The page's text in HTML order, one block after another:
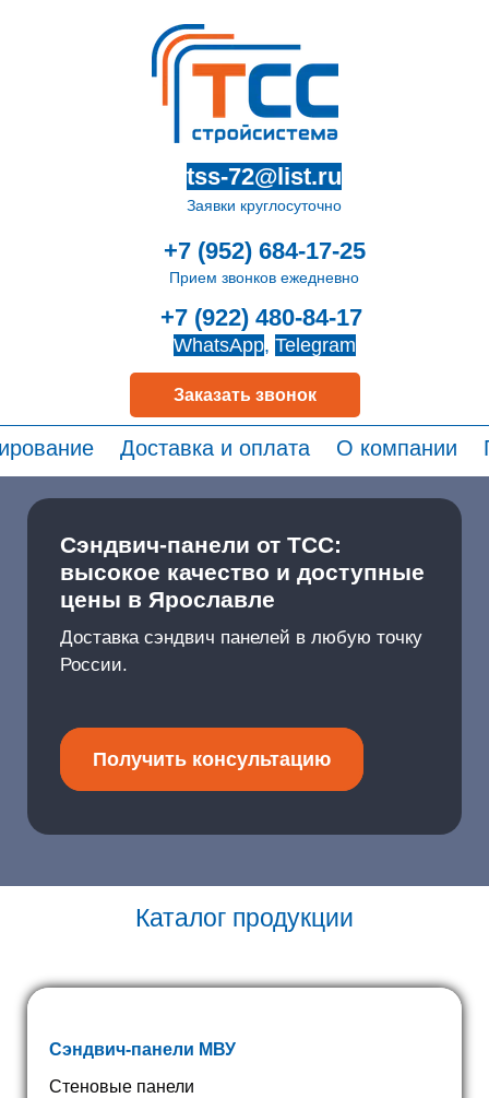
tss-72@list.ru
Заявки круглосуточно
+7 (952) 684-17-25
Прием звонков ежедневно
+7 (922) 480-84-17
WhatsApp, Telegram
Заказать звонок
Доставка и оплата О компании
Сэндвич-панели от ТСС:
высокое качество и доступные
цены в Ярославле
Доставка сэндвич панелей в любую точку
России.
Получить консультацию
Каталог продукции
Сэндвич-панели МВУ
Стеновые панели